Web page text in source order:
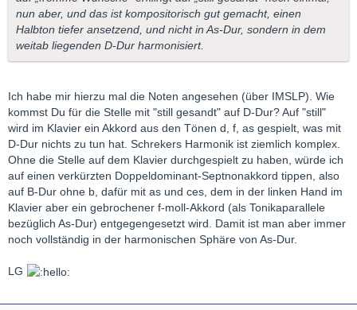
nun aber, und das ist kompositorisch gut gemacht, einen
Halbton tiefer ansetzend, und nicht in As-Dur, sondern in dem
weitab liegenden D-Dur harmonisiert.
Ich habe mir hierzu mal die Noten angesehen (über IMSLP). Wie
kommst Du für die Stelle mit "still gesandt" auf D-Dur? Auf "still"
wird im Klavier ein Akkord aus den Tönen d, f, as gespielt, was mit
D-Dur nichts zu tun hat. Schrekers Harmonik ist ziemlich komplex.
Ohne die Stelle auf dem Klavier durchgespielt zu haben, würde ich
auf einen verkürzten Doppeldominant-Septnonakkord tippen, also
auf B-Dur ohne b, dafür mit as und ces, dem in der linken Hand im
Klavier aber ein gebrochener f-moll-Akkord (als Tonikaparallele
bezüglich As-Dur) entgegengesetzt wird. Damit ist man aber immer
noch vollständig in der harmonischen Sphäre von As-Dur.
LG